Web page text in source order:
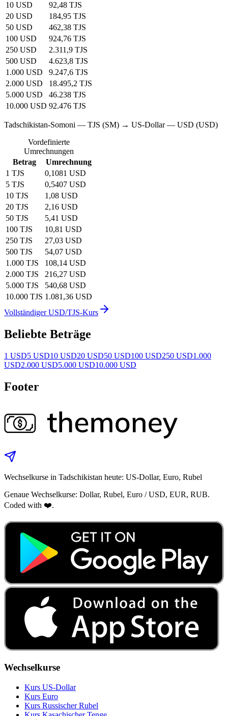
10 USD
92,48 TJS
20 USD
184,95 TJS
50 USD
462,38 TJS
100 USD
924,76 TJS
250 USD
2.311,9 TJS
500 USD
4.623,8 TJS
1.000 USD
9.247,6 TJS
2.000 USD
18.495,2 TJS
5.000 USD
46.238 TJS
10.000 USD 92.476 TJS
Tadschikistan-Somoni — TJS (SM) → US-Dollar — USD (USD)
Vordefinierte
Umrechnungen
Betrag
Umrechnung
1 TJS
0,1081 USD
5 TJS
0,5407 USD
10 TJS
1,08 USD
20 TJS
2,16 USD
50 TJS
5,41 USD
100 TJS
10,81 USD
250 TJS
27,03 USD
500 TJS
54,07 USD
1.000 TJS
108,14 USD
2.000 TJS
216,27 USD
5.000 TJS
540,68 USD
10.000 TJS 1.081,36 USD
Vollständiger USD/TJS-Kurs
Beliebte Beträge
1 USD5 USD10 USD20 USD50 USD100 USD250 USD1.000
USD2.000 USD5.000 USD10.000 USD
Footer
Wechselkurse in Tadschikistan heute: US‑Dollar, Euro, Rubel
Genaue Wechselkurse: Dollar, Rubel, Euro / USD, EUR, RUB.
Coded with ❤️.
Wechselkurse
Kurs US‑Dollar
Kurs Euro
Kurs Russischer Rubel